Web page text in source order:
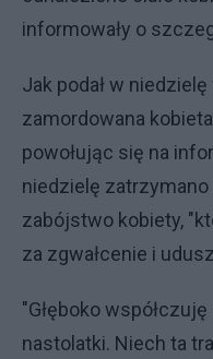
informowały o
Jak podał w
zamordowana
powołując się na
niedzielę
zabójstwo kobiety,
za zgwałcenie i
"Głęboko
nastolatki. Niech ta